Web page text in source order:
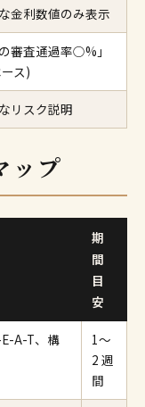
金利数値のみ表示
の審査通過率○%」
ス)
リスク説明
ップ
期
間
目
安
A-T、構
1〜
2 週
間